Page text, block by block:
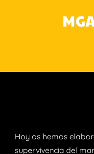
Hoy os hemos
supervivencia del